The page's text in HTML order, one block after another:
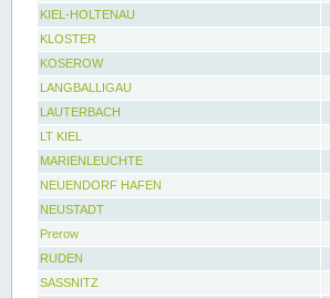
KIEL-HOLTENAU
KLOSTER
KOSEROW
LANGBALLIGAU
LAUTERBACH
LT KIEL
MARIENLEUCHTE
NEUENDORF HAFEN
NEUSTADT
Prerow
RUDEN
SASSNITZ